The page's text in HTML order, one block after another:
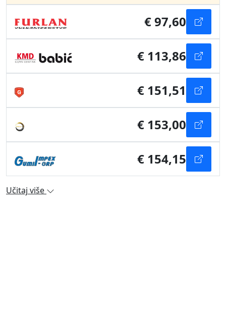
€ 97,60
€ 113,86
€ 151,51
€ 153,00
€ 154,15
Učitaj više